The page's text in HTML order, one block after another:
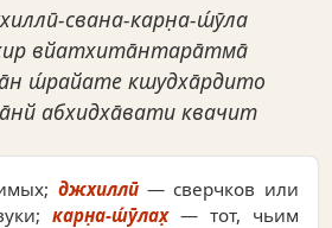
свана-карн̣а-ш́ӯла
вйатхита̄нтара̄тма̄
ш́райате кшудха̄рдито
абхидха̄вати квачит
джхиллӣ— сверчков или
карн̣а-ш́ӯлах̣— тот, чьим